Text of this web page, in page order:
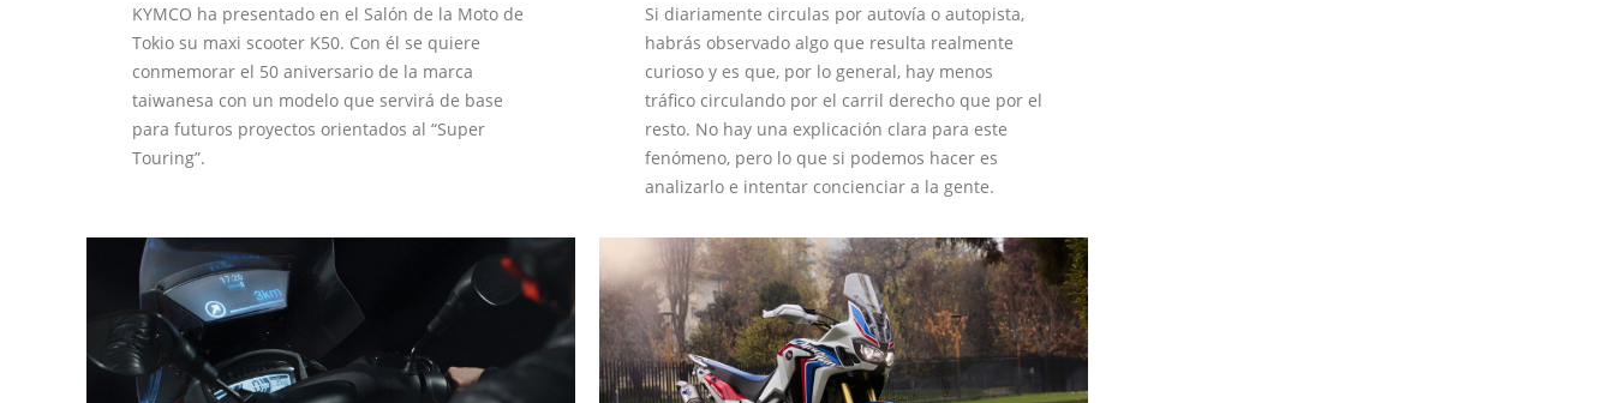
KYMCO ha presentado en el Salón de la Moto de
Tokio su maxi scooter K50. Con él se quiere
conmemorar el 50 aniversario de la marca
taiwanesa con un modelo que servirá de base
para futuros proyectos orientados al “Super
Touring”.
Si diariamente circulas por autovía o autopista,
habrás observado algo que resulta realmente
curioso y es que, por lo general, hay menos
tráfico circulando por el carril derecho que por el
resto. No hay una explicación clara para este
fenómeno, pero lo que si podemos hacer es
analizarlo e intentar concienciar a la gente.